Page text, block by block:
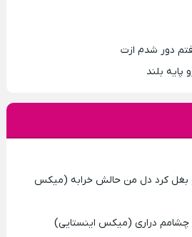
دور شدم ازت
بلند
بغل کرد دل من حالش خرابه (میکس
دراری (میکس اینستایی)